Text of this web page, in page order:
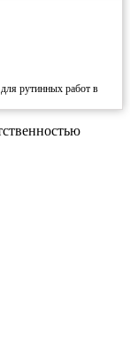
рутинных работ в